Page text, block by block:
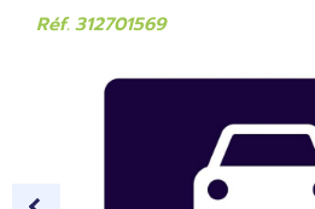
Réf. 312701569